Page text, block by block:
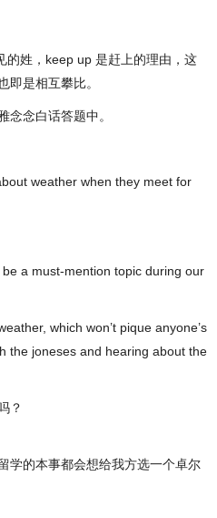
的姓，keep up 是赶上的理由，这
即是相互攀比。
念念白话答题中。
weather when they meet for
a must-mention topic during our
which won’t pique anyone’s
the joneses and hearing about the
？
学的本事都会想给我方选一个卓尔